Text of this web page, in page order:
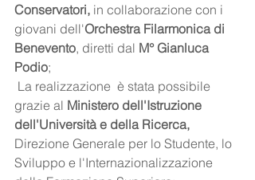
Conservatori, in collaborazione con i
giovani dell'Orchestra Filarmonica di
Benevento, diretti dal M° Gianluca
Podio;
grazie al Ministero dell'Istruzione
dell'Università e della Ricerca,
Direzione Generale per lo Studente, lo
Sviluppo e l'Internazionalizzazione